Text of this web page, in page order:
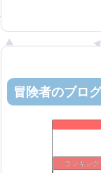
冒険者のブロ
ランキング
カ
55位 花